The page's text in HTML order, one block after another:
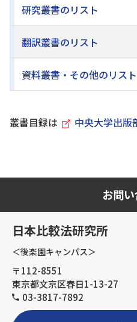
研究叢書のリスト
翻訳叢書のリスト
資料叢書・その他のリスト
叢書目録は 中央大学出版
お問
日本比較法研究所
＜後楽園キャンパス＞
〒112-8551
東京都文京区春日1-13-27
03-3817-7892